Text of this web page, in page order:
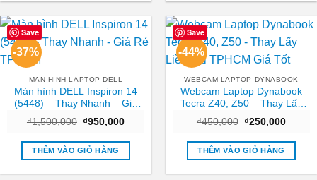
Save
-37%
MÀN HÌNH LAPTOP DELL
Màn hình DELL Inspiron 14
(5448) – Thay Nhanh – Giá
₫1,500,000 Giá
₫1,500,000.
₫950,000Giá
₫950,000.
THÊM VÀO GIỎ HÀNG
Save
-44%
WEBCAM LAPTOP DYNABOOK
Webcam Laptop Dynabook
Tecra Z40, Z50 – Thay Lấy
₫450,000 Giá
₫450,000.
₫250,000Giá
THÊM VÀO GIỎ HÀNG